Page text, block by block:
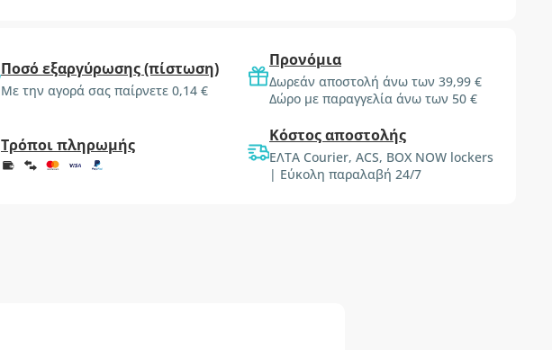
Ποσό εξαργύρωσης (πίστωση)
Με την αγορά σας παίρνετε 0,14 €
Προνόμια
Δωρεάν αποστολή άνω των 39,99 €
Δώρο με παραγγελία άνω των 50 €
Τρόποι πληρωμής Κόστος αποστολής
ΕΛΤΑ Courier, ACS, BOX NOW lockers
| Εύκολη παραλαβή 24/7